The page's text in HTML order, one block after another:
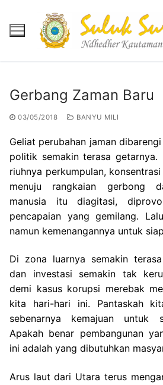
content
Mukadimah
Reportase
Banyu Mili
Agenda
Gerbang Zaman Baru
03/05/2018 BANYU MILI
Geliat perubahan jaman
politik semakin terasa getarnya.
riuhnya perkumpulan,
menuju rangkaian gerbong
manusia itu diagitasi,
pencapaian yang gemilang.
namun kemenangannya untuk
Di zona luarnya semakin
dan investasi semakin tak
demi kasus korupsi merebak
kita hari-hari ini. Pantaskah
sebenarnya kemajuan untuk
Apakah benar pembangunan
ini adalah yang dibutuhkan
Arus laut dari Utara terus